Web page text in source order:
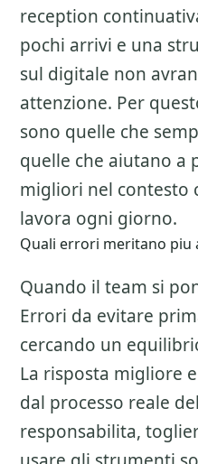
reception
pochi arrivi e una
sul digitale non
attenzione. Per
sono quelle che
quelle che aiutano a
migliori nel contesto
lavora ogni giorno.
Quali errori meritano piu
Quando il team si
Errori da evitare
cercando un
La risposta migliore
dal processo reale
responsabilita,